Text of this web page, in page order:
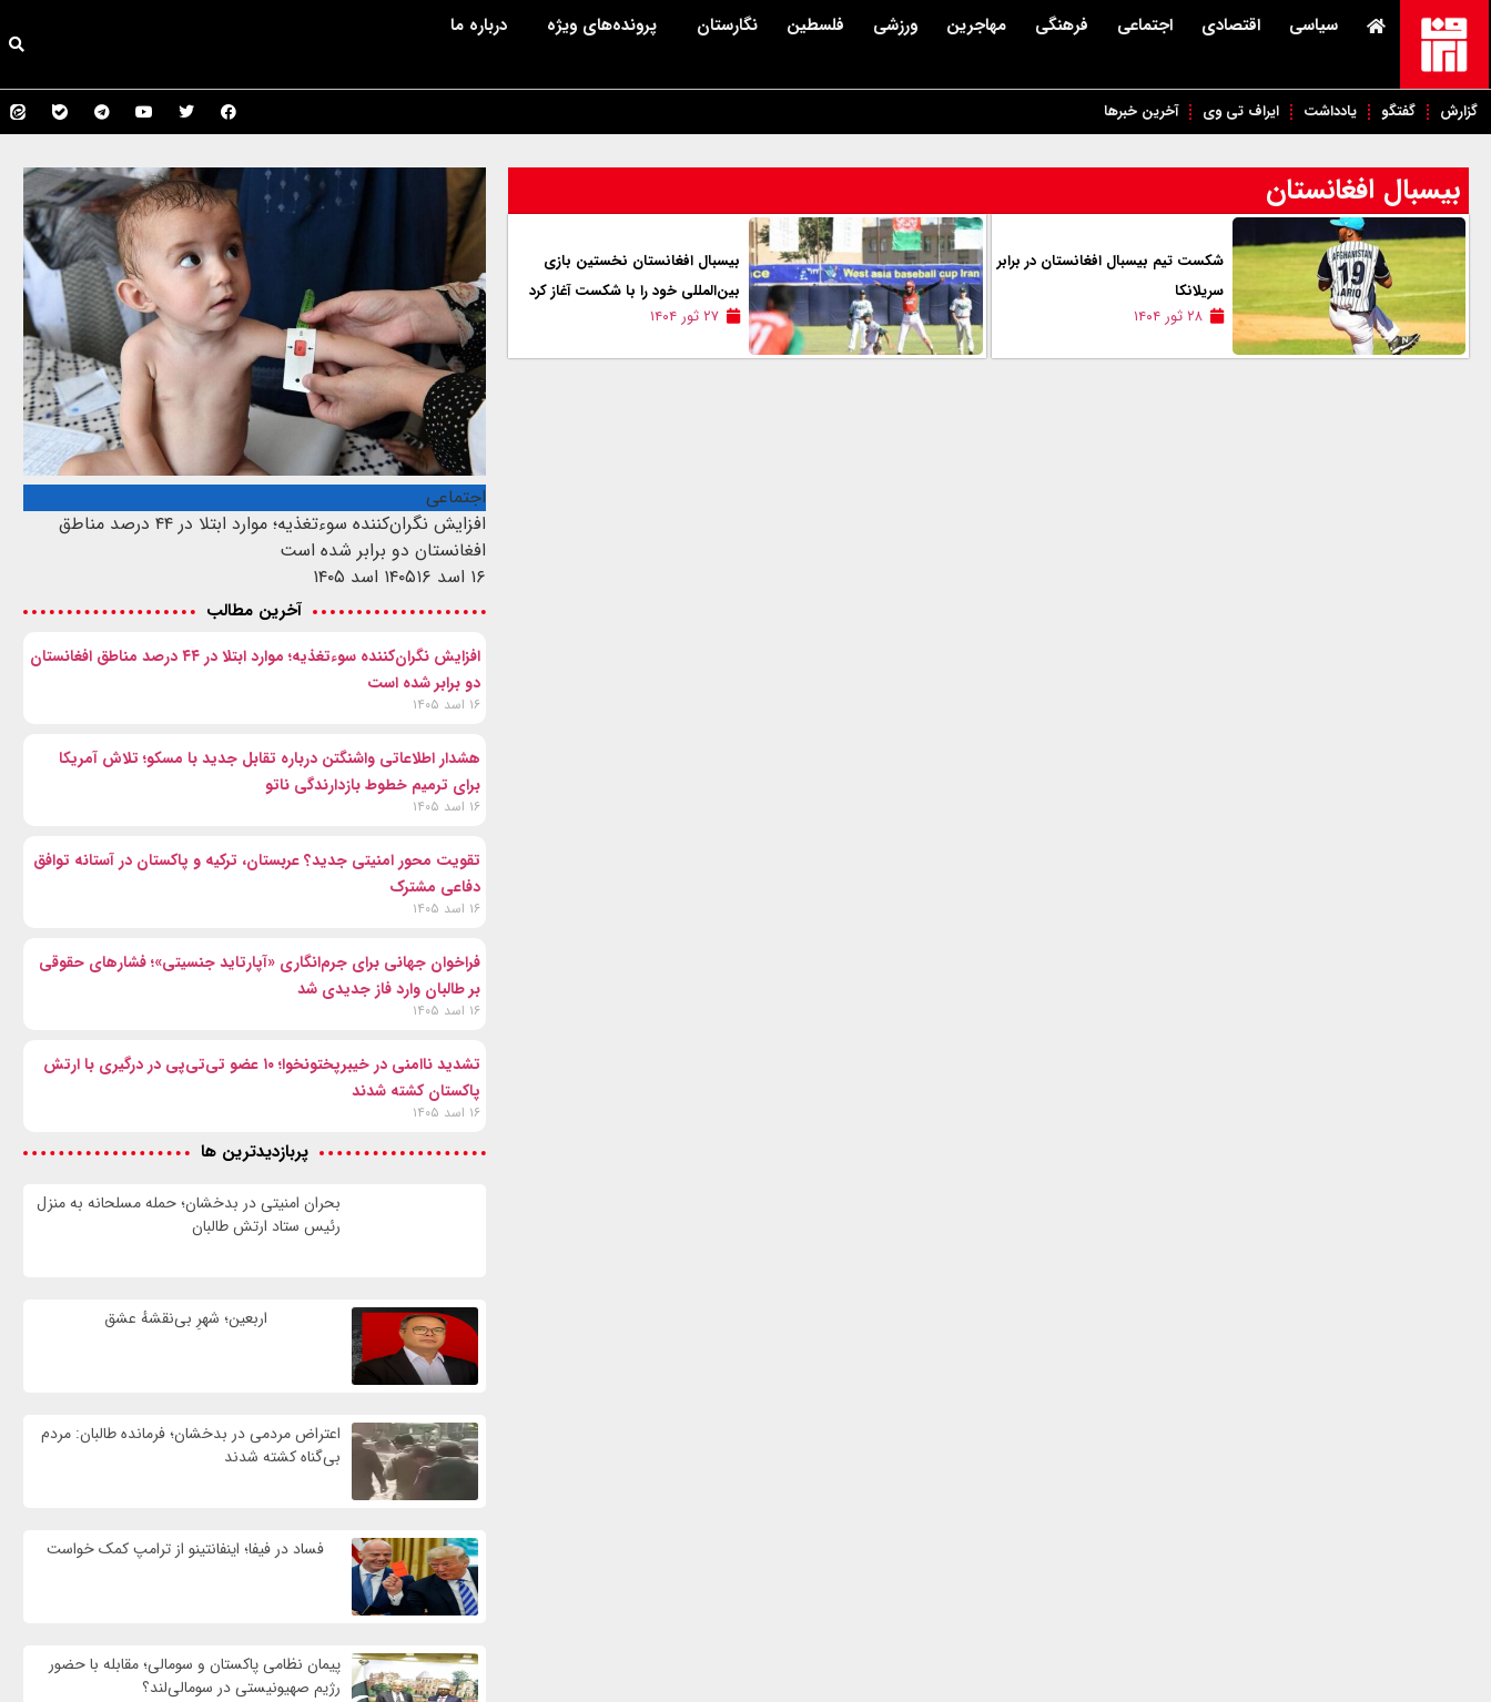
سیاسی اقتصادی اجتماعی فرهنگی مهاجرین ورزشی فلسطین نگارستان پرونده‌های ویژه درباره ما
گزارش گفتگو یادداشت ایراف تی وی آخرین خبرها
بیسبال افغانستان
شکست تیم بیسبال افغانستان در برابر
سریلانکا
۲۸ ثور ۱۴۰۴
بیسبال افغانستان نخستین بازی
بین‌المللی خود را با شکست آغاز کرد
۲۷ ثور ۱۴۰۴
اجتماعی
افزایش نگران‌کننده سوءتغذیه؛ موارد ابتلا در ۴۴ درصد مناطق
افغانستان دو برابر شده است
۱۶ اسد ۱۴۰۵
۱۶ اسد ۱۴۰۵
آخرین مطالب
افزایش نگران‌کننده سوءتغذیه؛ موارد ابتلا در ۴۴ درصد مناطق افغانستان
دو برابر شده است
۱۶ اسد ۱۴۰۵
هشدار اطلاعاتی واشنگتن درباره تقابل جدید با مسکو؛ تلاش آمریکا
برای ترمیم خطوط بازدارندگی ناتو
۱۶ اسد ۱۴۰۵
تقویت محور امنیتی جدید؟ عربستان، ترکیه و پاکستان در آستانه توافق
دفاعی مشترک
۱۶ اسد ۱۴۰۵
فراخوان جهانی برای جرم‌انگاری «آپارتاید جنسیتی»؛ فشارهای حقوقی
بر طالبان وارد فاز جدیدی شد
۱۶ اسد ۱۴۰۵
تشدید ناامنی در خیبرپختونخوا؛ ۱۰ عضو تی‌تی‌پی در درگیری با ارتش
پاکستان کشته شدند
۱۶ اسد ۱۴۰۵
پربازدیدترین ها
بحران امنیتی در بدخشان؛ حمله مسلحانه به منزل
رئیس ستاد ارتش طالبان
اربعین؛ شهرِ بی‌نقشهٔ عشق
اعتراض مردمی در بدخشان؛ فرمانده طالبان: مردم
بی‌گناه کشته شدند
فساد در فیفا؛ اینفانتینو از ترامپ کمک خواست
پیمان نظامی پاکستان و سومالی؛ مقابله با حضور
رژيم صهیونیستی در سومالی‌لند؟